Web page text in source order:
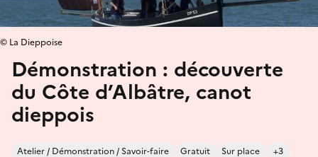
Démonstration : découverte
du Côte d’Albâtre, canot
dieppois
Atelier / Démonstration / Savoir-faire Gratuit Sur place +3
© La Dieppoise